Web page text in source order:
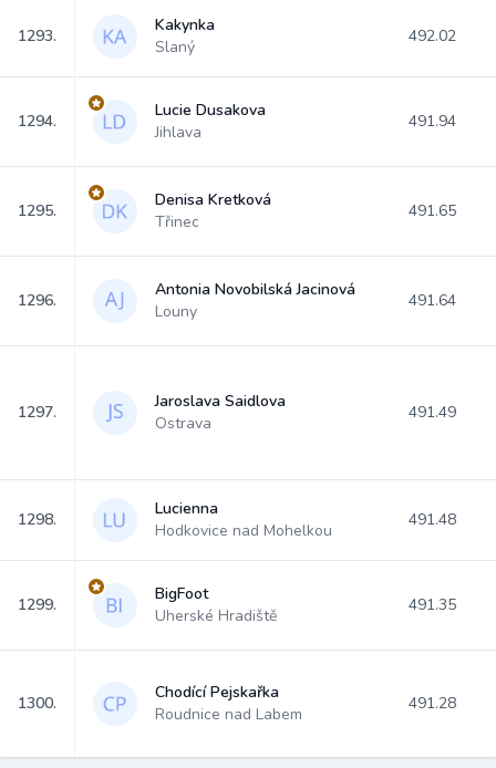
1293.
Kakynka
Slaný
492.02
1294.
Lucie Dusakova
Jihlava
491.94
1295.
Denisa Kretková
Třinec
491.65
1296.
Antonia Novobilská Jacinová
Louny
491.64
1297.
Jaroslava Saidlova
Ostrava
491.49
1298.
Lucienna
Hodkovice nad Mohelkou
491.48
1299.
BigFoot
Uherské Hradiště
491.35
1300.
Chodící Pejskařka
Roudnice nad Labem
491.28